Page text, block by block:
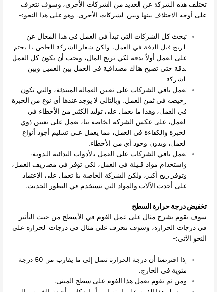
تختلف هذه الشركة عن العديد من الشركات الأخرى، وسوف نتعرف
على أوجه الاختلاف بينها وبين الشركات الأخرى، وهو على هذا النحو:-
تبحث كل الشركات التي تبدأ في العمل في هذا المجال عن
الربح قبل الدقة في العمل، ولكن شعار الشركة الخاص بنا يحتم
على العمل أولاً بدقة لكي تربح المال، ويحب أن يكون كل العمل
بدقة حتى تصبح هناك مصداقية في العمل بين العميل وبين
الشركة.
تعمل باقي الشركات على تعيين العمالة المبتدئة، والتي تكون
رخيصه في ثمن العمل، وبالتالي لا يوجد عندها أي نوع من الخبرة
في العمل، وهذا ما يعمل على توليد الكثير من الأخطاء في
العمل، على عكس الشركة الخاصة بنا، تعمل على تعيين ذوي
الخبرة والكفاءة في العمل، مما يعمل على تسليم أجود أنواع
العمل، وبدون وجود أي من الأخطاء.
تعمل باقي الشركات على العمل بالأدوات البدائية اليدوية،
واستخدام مواد قليلة في العمل، لكي توفر في مصاريف العمل،
وتوفر ربح أكبر، ولكن الشركة الخاصة بنا تعمل على الاعتماد
على أحدث الآلات والمواد التي تستخدم في التطور الحديث.
تخفيض درجة حرارة السطح
سوف نقوم بشرح مثال على عمل الفوم في الأسطح من حيث التأثير
في درجات الحرارة، وسوف نتعرف على مثال في درجات الحرارة على
النحو الآتي:-
إذا افترضنا أن درجة الحرارة تصل إلى ما يقارب من 50 درجة
مئوية في الخارج.
ومن ثم تقوم بعمل هذا الفوم على سطح المبنى.